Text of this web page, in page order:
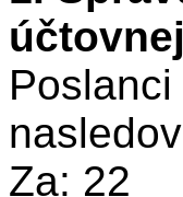
Za: 22